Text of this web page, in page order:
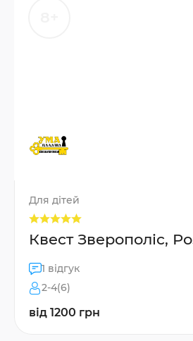
Для дітей
Квест Зверополіс,
1 відгук
2-4(6)
від 1200 грн